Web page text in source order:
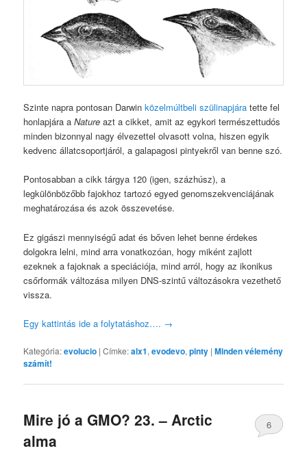
Szinte napra pontosan Darwinközelmúltbeli szülinapjára tette fel
honlapjára aNature azt a cikket, amit az egykori természettudós
minden bizonnyal nagy élvezettel olvasott volna, hiszen egyik
kedvenc állatcsoportjáról, a galapagosi pintyekről van benne szó.
Pontosabban a cikk tárgya 120 (igen, százhúsz), a
legkülönbözőbb fajokhoz tartozó egyed genomszekvenciájának
meghatározása és azok összevetése.
Ez gigászi mennyiségű adat és bőven lehet benne érdekes
dolgokra lelni, mind arra vonatkozóan, hogy miként zajlott
ezeknek a fajoknak a speciációja, mind arról, hogy az ikonikus
csőrformák változása milyen DNS-szintű változásokra vezethető
vissza.
Egy kattintás ide a folytatáshoz…. →
Kategória:evolucio |Címke:alx1,evodevo,pinty |Minden vélemény
számít!
Mire jó a GMO? 23. – Arctic
alma
6